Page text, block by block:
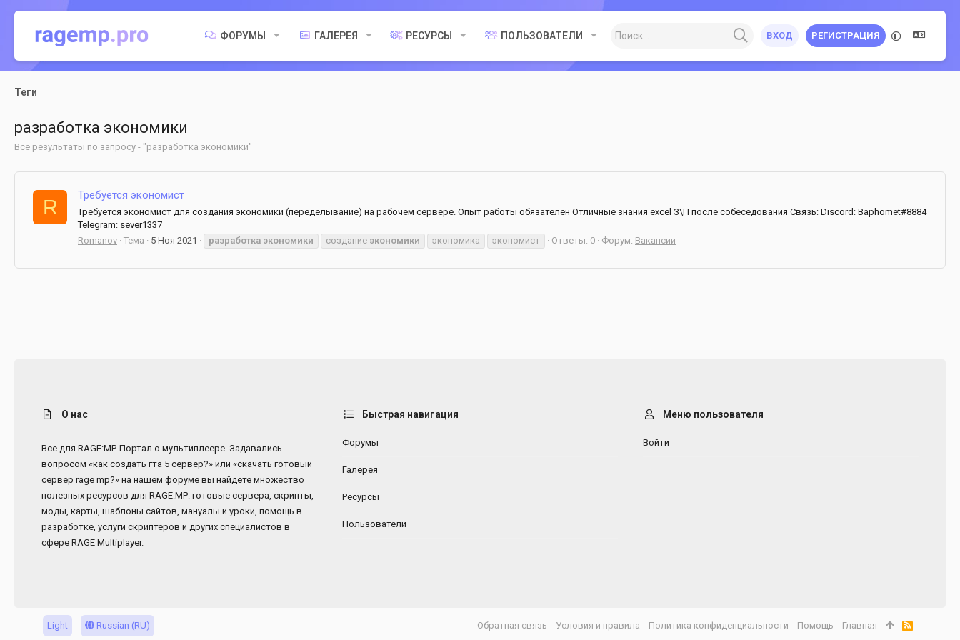
ФОРУМЫ ГАЛЕРЕЯ РЕСУРСЫ ПОЛЬЗОВАТЕЛИ ВХОД РЕГИСТРАЦИЯ
Теги
разработка экономики
Все результаты по запросу - "разработка экономики"
R
Требуется экономист
Требуется экономист для создания экономики (переделывание) на рабочем сервере. Опыт работы обязателен Отличные знания excel З\П после собеседования Связь: Discord: Baphomet#8884
Telegram: sever1337
Romanov Тема 5 Ноя 2021 разработка экономики создание экономики экономика экономист Ответы: 0 Форум: Вакансии
О нас
Все для RAGE:MP. Портал о мультиплеере. Задавались
вопросом «как создать гта 5 сервер?» или «скачать готовый
сервер rage mp?» на нашем форуме вы найдете множество
полезных ресурсов для RAGE:MP: готовые сервера, скрипты,
моды, карты, шаблоны сайтов, мануалы и уроки, помощь в
разработке, услуги скриптеров и других специалистов в
сфере RAGE Multiplayer.
Быстрая навигация
Форумы
Галерея
Ресурсы
Пользователи
Меню пользователя
Войти
Light Russian (RU) Обратная связь Условия и правила Политика конфиденциальности Помощь Главная
R
S